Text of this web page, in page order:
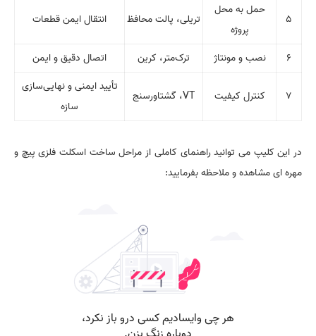
۵
حمل به محل
پروژه
تریلی، پالت محافظ انتقال ایمن قطعات
۶ نصب و مونتاژ ترک‌متر، کرین اتصال دقیق و ایمن
۷ کنترل کیفیت VT، گشتاورسنج
تأیید ایمنی و نهایی‌سازی
سازه
در این کلیپ می توانید راهنمای کاملی از مراحل ساخت اسکلت فلزی پیچ و
مهره ای مشاهده و ملاحظه بفرمایید: